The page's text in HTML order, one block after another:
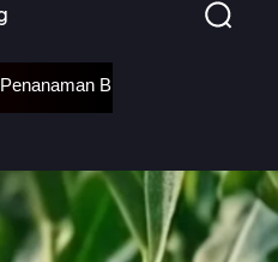
Bibit Bawang Putih di